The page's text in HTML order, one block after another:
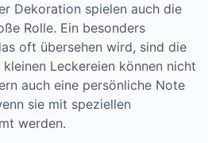
Dekoration spielen auch die
Rolle. Ein besonders
oft übersehen wird, sind die
Leckereien können nicht
auch eine persönliche Note
sie mit speziellen
werden.